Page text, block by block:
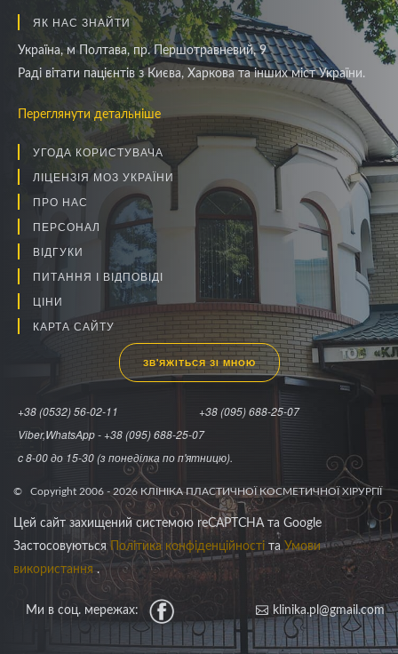
ЯК НАС ЗНАЙТИ
Україна, м Полтава, пр. Першотравневий, 9
Раді вітати пацієнтів з Києва, Харкова та інших міст України.
Переглянути детальніше
УГОДА КОРИСТУВАЧА
ЛІЦЕНЗІЯ МОЗ УКРАЇНИ
ЗВ'ЯЖІТЬСЯ ЗІ МНОЮ
+38 (0532) 56-02-11
+38 (095) 688-25-07
Viber,WhatsApp - +38 (095) 688-25-07
c 8-00 до 15-30 (з понеділка по п'ятницю).
ПРО НАС
ПЕРСОНАЛ
ВІДГУКИ
ПИТАННЯ І ВІДПОВІДІ
ЦІНИ
КАРТА САЙТУ
© Copyright 2006 - 2026 КЛІНІКА ПЛАСТИЧНОЇ КОСМЕТИЧНОЇ ХІРУРГІЇ
Цей сайт захищений системою reCAPTCHA та Google
ЗастосовуютьсяПолітика конфіденційності таУмови
використання .
Ми в соц. мережах: Facebook klinika.pl@gmail.com